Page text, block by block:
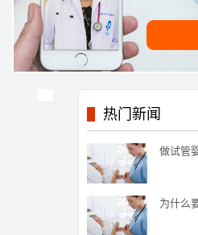
热门新闻
做试管
为什么